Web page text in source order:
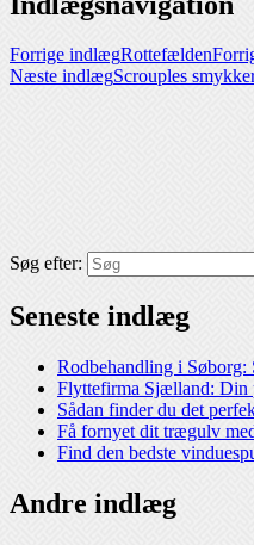
Forrige indlægRottefælden
Næste indlægScrouples
Søg efter:
Seneste indlæg
Rodbehandling i Søborg:
Flyttefirma Sjælland: Din
Sådan finder du det
Få fornyet dit trægulv
Find den bedste
Andre indlæg